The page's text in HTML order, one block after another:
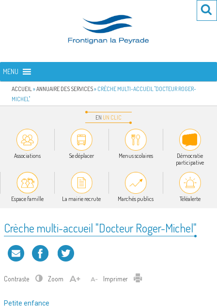
FRONTIGNAN LA PEYRADE
MENU
ACCUEIL »ANNUAIRE DES SERVICES» CRÈCHE MULTI-ACCUEIL "DOCTEUR ROGER-
MICHEL"
EN UN CLIC
Associations Se déplacer Menus scolaires
Démocratie
participative
Espace famille La mairie recrute Marchés publics Téléalerte
Crèche multi-accueil "Docteur Roger-Michel"
Contraste Zoom Imprimer
Type
Petite enfance